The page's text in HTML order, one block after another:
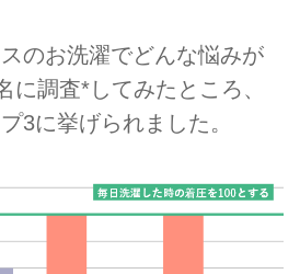
のお洗濯でどんな悩みが
に調査*してみたところ、
3に挙げられました。